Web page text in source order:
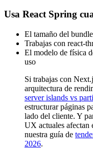
Usa React Spring
El tamaño del
Trabajas con react-
El modelo de física
uso
Si trabajas con
arquitectura de
server islands vs
estructurar páginas
lado del cliente. Y
UX actuales afectan
nuestra guía de
2026.